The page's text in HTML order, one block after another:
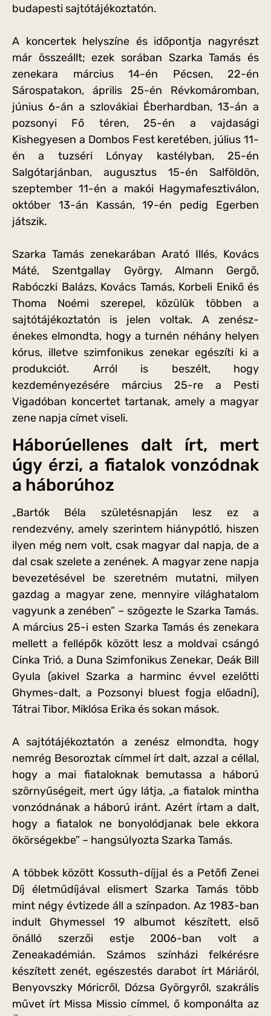
budapesti sajtótájékoztatón.
A koncertek helyszíne és időpontja nagyrészt
már összeállt; ezek sorában Szarka Tamás és
zenekara március 14-én Pécsen, 22-én
Sárospatakon, április 25-én Révkomáromban,
június 6-án a szlovákiai Éberhardban, 13-án a
pozsonyi Fő téren, 25-én a vajdasági
Kishegyesen a Dombos Fest keretében, július 11-
én a tuzséri Lónyay kastélyban, 25-én
Salgótarjánban, augusztus 15-én Salföldön,
szeptember 11-én a makói Hagymafesztiválon,
október 13-án Kassán, 19-én pedig Egerben
játszik.
Szarka Tamás zenekarában Arató Illés, Kovács
Máté, Szentgallay György, Almann Gergő,
Rabóczki Balázs, Kovács Tamás, Korbeli Enikő és
Thoma Noémi szerepel, közülük többen a
sajtótájékoztatón is jelen voltak. A zenész-
énekes elmondta, hogy a turnén néhány helyen
kórus, illetve szimfonikus zenekar egészíti ki a
produkciót. Arról is beszélt, hogy
kezdeményezésére március 25-re a Pesti
Vigadóban koncertet tartanak, amely a magyar
zene napja címet viseli.
Háborúellenes dalt írt, mert
úgy érzi, a fiatalok vonzódnak
a háborúhoz
„Bartók Béla születésnapján lesz ez a
rendezvény, amely szerintem hiánypótló, hiszen
ilyen még nem volt, csak magyar dal napja, de a
dal csak szelete a zenének. A magyar zene napja
bevezetésével be szeretném mutatni, milyen
gazdag a magyar zene, mennyire világhatalom
vagyunk a zenében” – szögezte le Szarka Tamás.
A március 25-i esten Szarka Tamás és zenekara
mellett a fellépők között lesz a moldvai csángó
Cinka Trió, a Duna Szimfonikus Zenekar, Deák Bill
Gyula (akivel Szarka a harminc évvel ezelőtti
Ghymes-dalt, a Pozsonyi bluest fogja előadni),
Tátrai Tibor, Miklósa Erika és sokan mások.
A sajtótájékoztatón a zenész elmondta, hogy
nemrég Besoroztak címmel írt dalt, azzal a céllal,
hogy a mai fiataloknak bemutassa a háború
szörnyűségeit, mert úgy látja, „a fiatalok mintha
vonzódnának a háború iránt. Azért írtam a dalt,
hogy a fiatalok ne bonyolódjanak bele ekkora
ökörségekbe” – hangsúlyozta Szarka Tamás.
A többek között Kossuth-díjjal és a Petőfi Zenei
Díj életműdíjával elismert Szarka Tamás több
mint négy évtizede áll a színpadon. Az 1983-ban
indult Ghymessel 19 albumot készített, első
önálló szerzői estje 2006-ban volt a
Zeneakadémián. Számos színházi felkérésre
készített zenét, egészestés darabot írt Máriáról,
Benyovszky Móricről, Dózsa Györgyről, szakrális
művet írt Missa Missio címmel, ő komponálta az